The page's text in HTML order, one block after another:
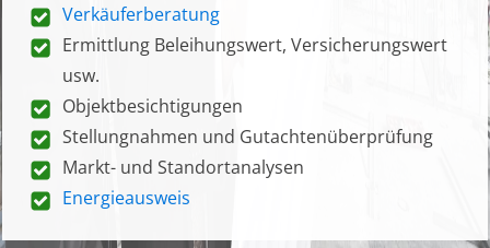
Verkäuferberatung
Ermittlung Beleihungswert, Versicherungswert
usw.
Objektbesichtigungen
Stellungnahmen und Gutachtenüberprüfung
Markt- und Standortanalysen
Energieausweis